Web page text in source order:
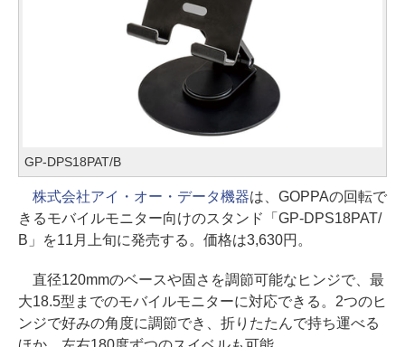
GP-DPS18PAT/B
株式会社アイ・オー・データ機器は、GOPPAの回転で
きるモバイルモニター向けのスタンド「GP-DPS18PAT/
B」を11月上旬に発売する。価格は3,630円。
直径120mmのベースや固さを調節可能なヒンジで、最
大18.5型までのモバイルモニターに対応できる。2つのヒ
ンジで好みの角度に調節でき、折りたたんで持ち運べる